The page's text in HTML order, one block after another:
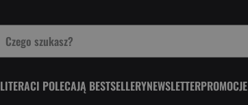
LITERACI POLECAJĄ BESTSELLERYNEWSLETTERPROMOCJE